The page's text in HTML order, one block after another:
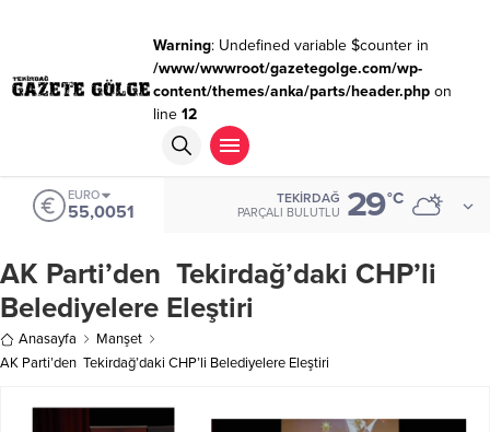
Warning: Undefined variable $counter in
/www/wwwroot/gazetegolge.com/wp-
content/themes/anka/parts/header.phpon
line 12
EURO
55,0051
TEKIRDAĞ
PARÇALI BULUTLU 29°C
AK Parti’den Tekirdağ’daki CHP’li
Belediyelere Eleştiri
Anasayfa
Manşet
AK Parti’den Tekirdağ’daki CHP’li Belediyelere Eleştiri